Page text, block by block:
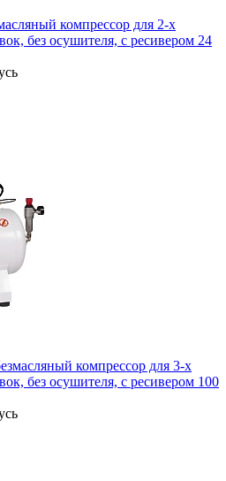
компрессор для 2-х
без осушителя, с ресивером 24
компрессор для 3-х
без осушителя, с ресивером 100